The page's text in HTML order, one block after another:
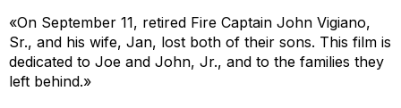
«On September 11, retired Fire Captain John Vigiano,
Sr., and his wife, Jan, lost both of their sons. This film is
dedicated to Joe and John, Jr., and to the families they
left behind.»